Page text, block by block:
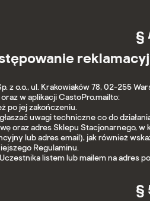
§
z o.o., ul. Krakowiaków 78, 02-255
w aplikacji CastoPro.mailto:
po jej zakończeniu.
uwagi techniczne co do
oraz adres Sklepu Stacjonarnego,
lub adres email), jak również
Regulaminu.
listem lub mailem na adres
§